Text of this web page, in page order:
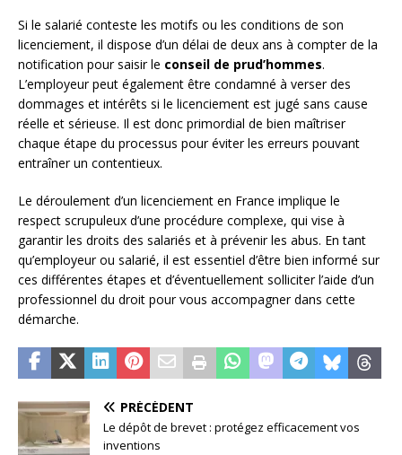
Si le salarié conteste les motifs ou les conditions de son
licenciement, il dispose d’un délai de deux ans à compter de la
notification pour saisir le conseil de prud’hommes.
L’employeur peut également être condamné à verser des
dommages et intérêts si le licenciement est jugé sans cause
réelle et sérieuse. Il est donc primordial de bien maîtriser
chaque étape du processus pour éviter les erreurs pouvant
entraîner un contentieux.
Le déroulement d’un licenciement en France implique le
respect scrupuleux d’une procédure complexe, qui vise à
garantir les droits des salariés et à prévenir les abus. En tant
qu’employeur ou salarié, il est essentiel d’être bien informé sur
ces différentes étapes et d’éventuellement solliciter l’aide d’un
professionnel du droit pour vous accompagner dans cette
démarche.
PRÉCÉDENT
Le dépôt de brevet : protégez efficacement vos
inventions